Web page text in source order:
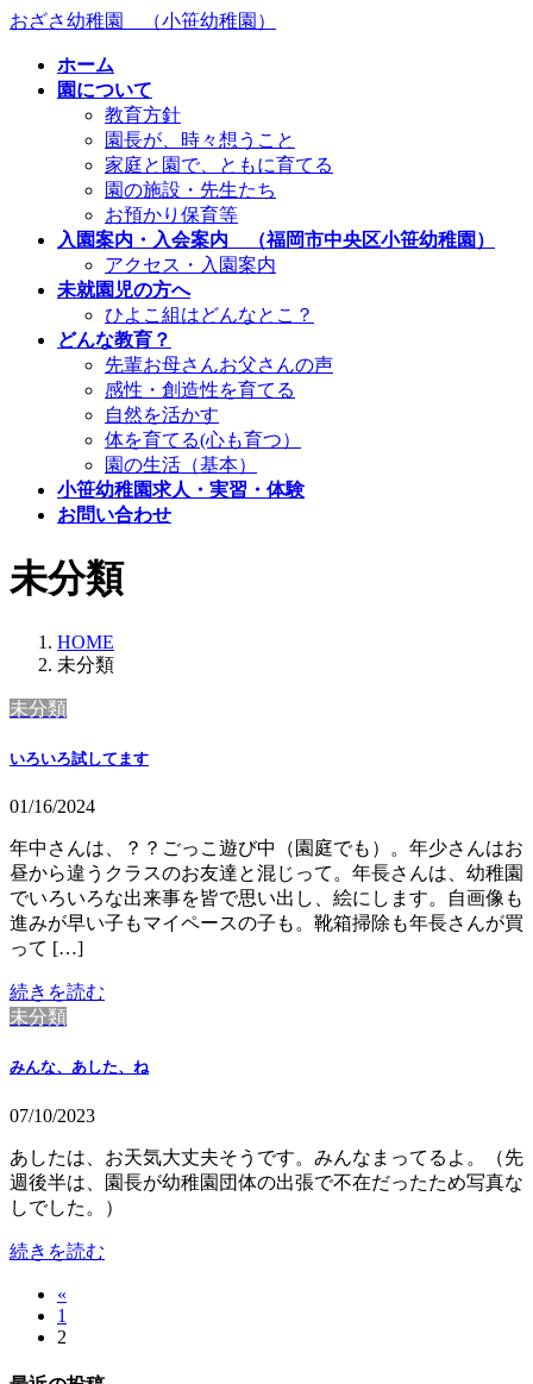
コ
ナ
おざさ幼稚園 （小笹幼稚園）
ホーム
園について
教育方針
園長が、時々想うこと
家庭と園で、ともに育てる
園の施設・先生たち
お預かり保育等
入園案内・入会案内 （福岡市中央区小笹幼稚園）
アクセス・入園案内
未就園児の方へ
ひよこ組はどんなとこ？
どんな教育？
先輩お母さんお父さんの声
感性・創造性を育てる
自然を活かす
体を育てる(心も育つ）
園の生活（基本）
小笹幼稚園求人・実習・体験
お問い合わせ
未分類
HOME
未分類
未分類
いろいろ試してます
01/16/2024
年中さんは、？？ごっこ遊び中（園庭でも）。年少さんはお
昼から違うクラスのお友達と混じって。年長さんは、幼稚園
でいろいろな出来事を皆で思い出し、絵にします。自画像も
進みが早い子もマイペースの子も。靴箱掃除も年長さんが買
って […]
続きを読む
未分類
みんな、あした、ね
07/10/2023
あしたは、お天気大丈夫そうです。みんなまってるよ。（先
週後半は、園長が幼稚園団体の出張で不在だったため写真な
しでした。）
続きを読む
の
«
固
定
1
固
2